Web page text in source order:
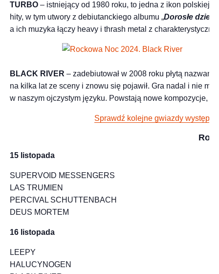
TURBO – istniejący od 1980 roku, to jedna z ikon polskiej
hity, w tym utwory z debiutanckiego albumu „Dorosłe dzieci
a ich muzyka łączy heavy i thrash metal z
BLACK RIVER – zadebiutował w 2008 roku płytą
na kilka lat ze sceny i znowu się pojawił. Gra nadal i nie
w naszym ojczystym języku. Powstają nowe kompozycje,
Sprawdź kolejne gwiazdy
15 listopada
SUPERVOID MESSENGERS
LAS TRUMIEN
PERCIVAL SCHUTTENBACH
DEUS MORTEM
16 listopada
LEEPY
HALUCYNOGEN